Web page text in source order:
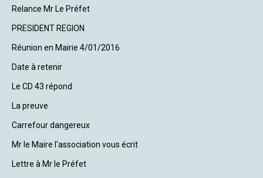
Relance Mr Le Préfet
PRESIDENT REGION
Réunion en Mairie 4/01/2016
Date à retenir
Le CD 43 répond
La preuve
Carrefour dangereux
Mr le Maire l'association vous écrit
Lettre à Mr le Préfet